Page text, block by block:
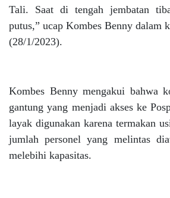
Tali. Saat di tengah jembatan
putus,” ucap Kombes Benny dalam
(28/1/2023).
Kombes Benny mengakui bahwa
gantung yang menjadi akses ke
layak digunakan karena termakan
jumlah personel yang melintas
melebihi kapasitas.